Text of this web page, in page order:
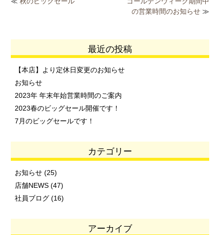
の営業時間のお知らせ≫
最近の投稿
【本店】より定休日変更のお知らせ
お知らせ
2023年 年末年始営業時間のご案内
2023春のビッグセール開催です！
7月のビッグセールです！
カテゴリー
お知らせ (25)
店舗NEWS (47)
社員ブログ (16)
アーカイブ